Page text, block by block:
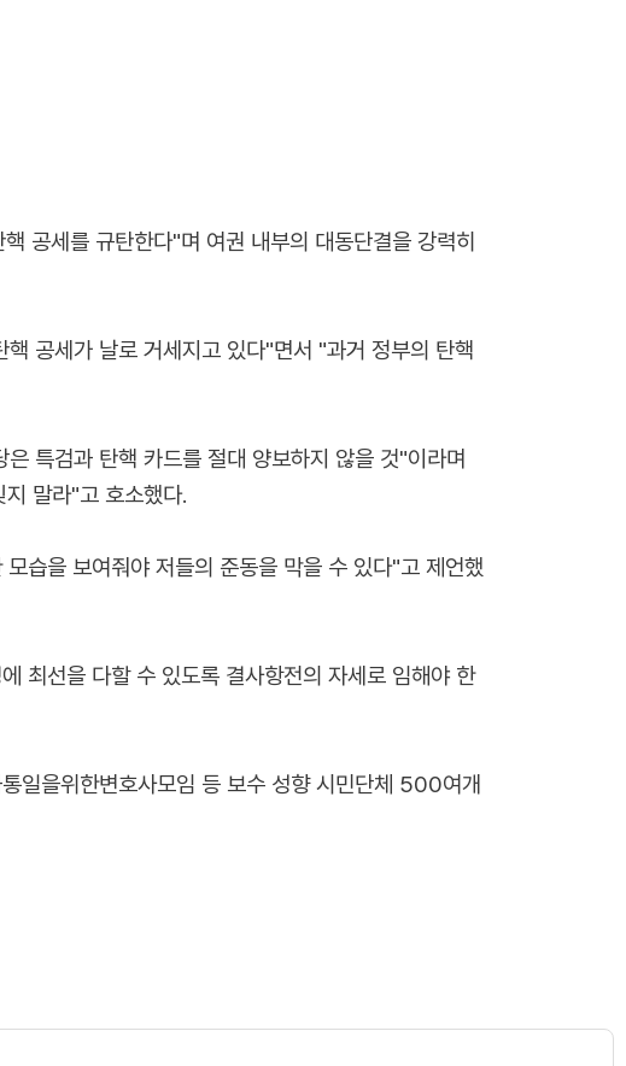
공세를 규탄한다"며 여권 내부의 대동단결을 강력히
공세가 날로 거세지고 있다"면서 "과거 정부의 탄핵
특검과 탄핵 카드를 절대 양보하지 않을 것"이라며
말라"고 호소했다.
습을 보여줘야 저들의 준동을 막을 수 있다"고 제언했
최선을 다할 수 있도록 결사항전의 자세로 임해야 한
일을위한변호사모임 등 보수 성향 시민단체 500여개